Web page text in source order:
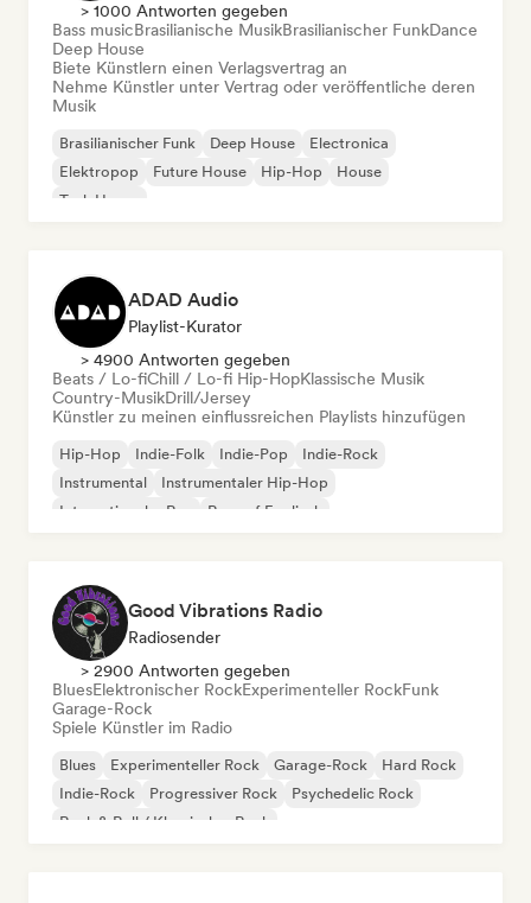
> 1000 Antworten gegeben
Bass musicBrasilianische MusikBrasilianischer FunkDance
Deep House
Biete Künstlern einen Verlagsvertrag an
Nehme Künstler unter Vertrag oder veröffentliche deren
Musik
Brasilianischer Funk Deep House
Electronica
Elektropop
Future House Hip-Hop
House
Tech House
ADAD Audio
Playlist-Kurator
> 4900 Antworten gegeben
Beats / Lo-fiChill / Lo-fi Hip-HopKlassische Musik
Country-MusikDrill/Jersey
Künstler zu meinen einflussreichen Playlists hinzufügen
Hip-Hop Indie-Folk Indie-Pop
Indie-Rock
Instrumental
Instrumentaler Hip-Hop
Internationaler Rap
Rap auf Englisch
Good Vibrations Radio
Radiosender
> 2900 Antworten gegeben
BluesElektronischer RockExperimenteller RockFunk
Garage-Rock
Spiele Künstler im Radio
Blues Experimenteller Rock Garage-Rock
Hard Rock
Indie-Rock
Progressiver Rock
Psychedelic Rock
Rock & Roll / Klassischer Rock